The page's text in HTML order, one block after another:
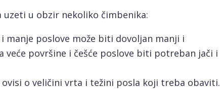
u obzir nekoliko čimbenika:
manje poslove može biti dovoljan manji i
veće površine i češće poslove biti potreban jači i
o veličini vrta i težini posla koji treba obaviti.